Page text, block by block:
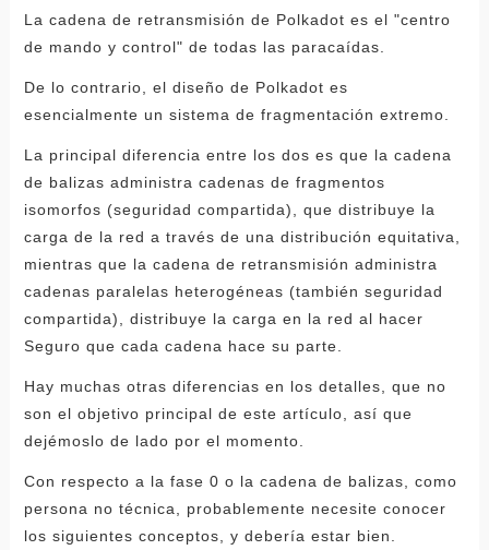
La cadena de retransmisión de Polkadot es el "centro
de mando y control" de todas las paracaídas.
De lo contrario, el diseño de Polkadot es
esencialmente un sistema de fragmentación extremo.
La principal diferencia entre los dos es que la cadena
de balizas administra cadenas de fragmentos
isomorfos (seguridad compartida), que distribuye la
carga de la red a través de una distribución equitativa,
mientras que la cadena de retransmisión administra
cadenas paralelas heterogéneas (también seguridad
compartida), distribuye la carga en la red al hacer
Seguro que cada cadena hace su parte.
Hay muchas otras diferencias en los detalles, que no
son el objetivo principal de este artículo, así que
dejémoslo de lado por el momento.
Con respecto a la fase 0 o la cadena de balizas, como
persona no técnica, probablemente necesite conocer
los siguientes conceptos, y debería estar bien.